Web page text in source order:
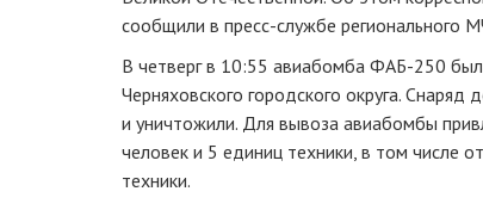
сообщили в пресс-службе регионального
В четверг в 10:55 авиабомба ФАБ-250
Черняховского городского округа. Снаряд
и уничтожили. Для вывоза авиабомбы
человек и 5 единиц техники, в том числе
техники.